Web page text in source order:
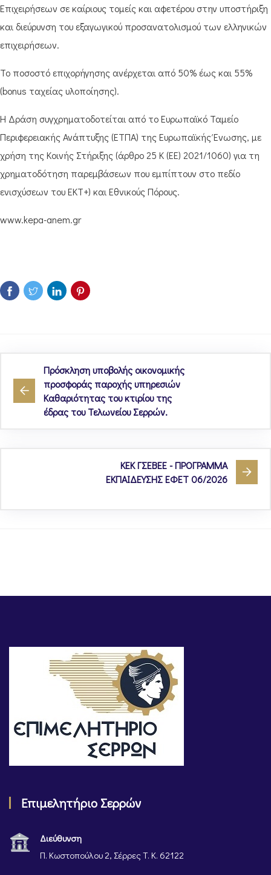
Επιχειρήσεων σε καίριους τομείς και αφετέρου στην υποστήριξη
και διεύρυνση του εξαγωγικού προσανατολισμού των ελληνικών
επιχειρήσεων.
Το ποσοστό επιχορήγησης ανέρχεται από 50% έως και 55%
(bonus ταχείας υλοποίησης).
Η Δράση συγχρηματοδοτείται από το Ευρωπαϊκό Ταμείο
Περιφερειακής Ανάπτυξης (ΕΤΠΑ) της Ευρωπαϊκής Ένωσης, με
χρήση της Κοινής Στήριξης (άρθρο 25 Κ (ΕΕ) 2021/1060) για τη
χρηματοδότηση παρεμβάσεων που εμπίπτουν στο πεδίο
ενισχύσεων του ΕΚΤ+) και Εθνικούς Πόρους.
www.kepa-anem.gr
Πρόσκληση υποβολής οικονομικής
προσφοράς παροχής υπηρεσιών
Καθαριότητας του κτιρίου της
έδρας του Τελωνείου Σερρών.
ΚΕΚ ΓΣΕΒΕΕ - ΠΡΟΓΡΑΜΜΑ
ΕΚΠΑΙΔΕΥΣΗΣ ΕΦΕΤ 06/2026
Επιμελητήριο Σερρών
Διεύθυνση
Π. Κωστοπούλου 2, Σέρρες Τ. Κ. 62122